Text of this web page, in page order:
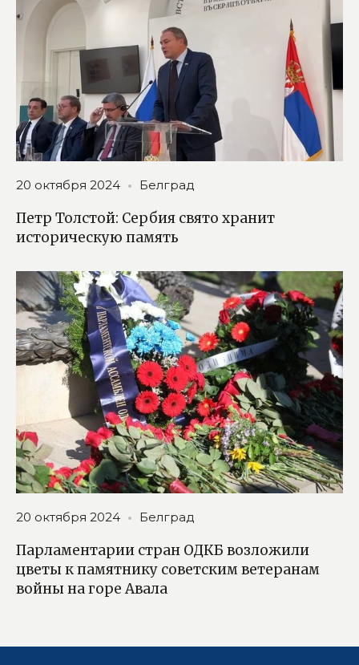
20 октября 2024 Белград
Петр Толстой: Сербия свято хранит
историческую память
20 октября 2024 Белград
Парламентарии стран ОДКБ возложили
цветы к памятнику советским ветеранам
войны на горе Авала